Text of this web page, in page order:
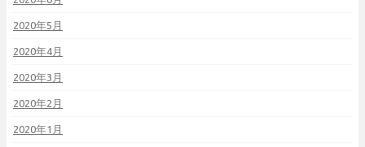
2020年5月
2020年4月
2020年3月
2020年2月
2020年1月